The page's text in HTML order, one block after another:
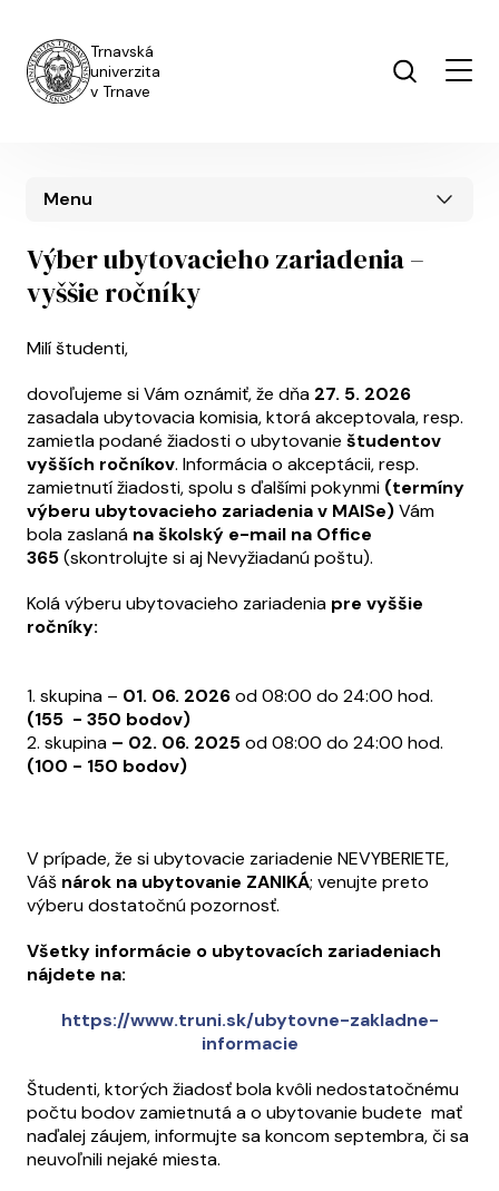
Trnavská
univerzita
v Trnave
Výber ubytovacieho zariadenia –
vyššie ročníky
Milí študenti,
dovoľujeme si Vám oznámiť, že dňa 27. 5. 2026
zasadala ubytovacia komisia, ktorá akceptovala, resp.
zamietla podané žiadosti o ubytovanie študentov
vyšších ročníkov. Informácia o akceptácii, resp.
zamietnutí žiadosti, spolu s ďalšími pokynmi (termíny
výberu ubytovacieho zariadenia v MAISe)Vám
bola zaslaná na školský e-mail na Office
365(skontrolujte si aj Nevyžiadanú poštu).
Kolá výberu ubytovacieho zariadenia pre vyššie
ročníky:
1. skupina – 01. 06. 2026od 08:00 do 24:00 hod.
(155 - 350 bodov)
2. skupina – 02. 06. 2025od 08:00 do 24:00 hod.
(100 - 150 bodov)
V prípade, že si ubytovacie zariadenie NEVYBERIETE,
Váš nárok na ubytovanie ZANIKÁ; venujte preto
výberu dostatočnú pozornosť.
Všetky informácie o ubytovacích zariadeniach
nájdete na:
https://www.truni.sk/ubytovne-zakladne-
informacie
Študenti, ktorých žiadosť bola kvôli nedostatočnému
počtu bodov zamietnutá a o ubytovanie budete mať
naďalej záujem, informujte sa koncom septembra, či sa
neuvoľnili nejaké miesta.
Menu